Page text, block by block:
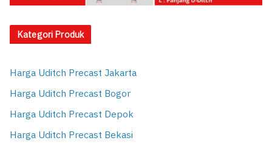
Kategori Produk
Harga Uditch Precast Jakarta
Harga Uditch Precast Bogor
Harga Uditch Precast Depok
Harga Uditch Precast Bekasi